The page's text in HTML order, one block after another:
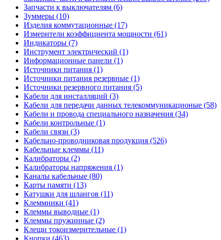
Запчасти к выключателям (6)
Зуммеры (10)
Изделия коммутационные (17)
Измерители коэффициента мощности (61)
Индикаторы (7)
Инструмент электрический (1)
Информационные панели (1)
Источники питания (1)
Источники питания резервные (1)
Источники резервного питания (5)
Кабели для инсталляций (3)
Кабели для передачи данных телекоммуникационые (58)
Кабели и провода специального назначения (34)
Кабели контрольные (1)
Кабели связи (3)
Кабельно-проводниковая продукция (526)
Кабельные клеммы (11)
Калибраторы (2)
Калибраторы напряжения (1)
Каналы кабельные (80)
Карты памяти (13)
Катушки для шлангов (11)
Клеммники (41)
Клеммы выводные (1)
Клеммы пружинные (2)
Клещи токоизмерительные (1)
Кнопки (463)